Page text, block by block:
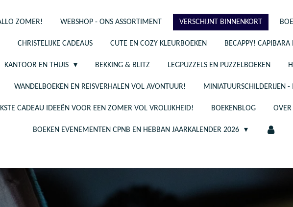
ZOMER! WEBSHOP - ONS ASSORTIMENT VERSCHIJNT BINNENKORT
CHRISTELIJKE CADEAUS CUTE EN COZY KLEURBOEKEN BECAPPY!
KANTOOR EN THUIS BEKKING & BLITZ LEGPUZZELS EN PUZZELBOEKEN
WANDELBOEKEN EN REISVERHALEN VOL AVONTUUR! MINIATUURSCHILDERIJEN
CADEAU IDEEËN VOOR EEN ZOMER VOL VROLIJKHEID! BOEKENBLOG OVER
BOEKEN EVENEMENTEN CPNB EN HEBBAN JAARKALENDER 2026